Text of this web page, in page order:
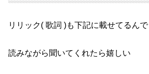
リリック( 歌詞 )も下記に載せてるんで
読みながら聞いてくれたら嬉しい